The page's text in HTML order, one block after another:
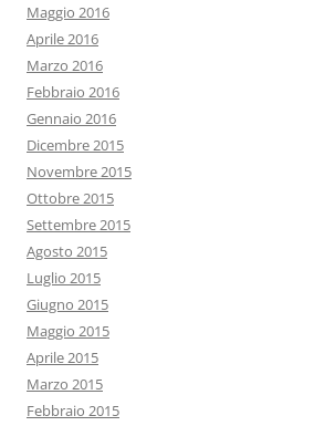
Maggio 2016
Aprile 2016
Marzo 2016
Febbraio 2016
Gennaio 2016
Dicembre 2015
Novembre 2015
Ottobre 2015
Settembre 2015
Agosto 2015
Luglio 2015
Giugno 2015
Maggio 2015
Aprile 2015
Marzo 2015
Febbraio 2015